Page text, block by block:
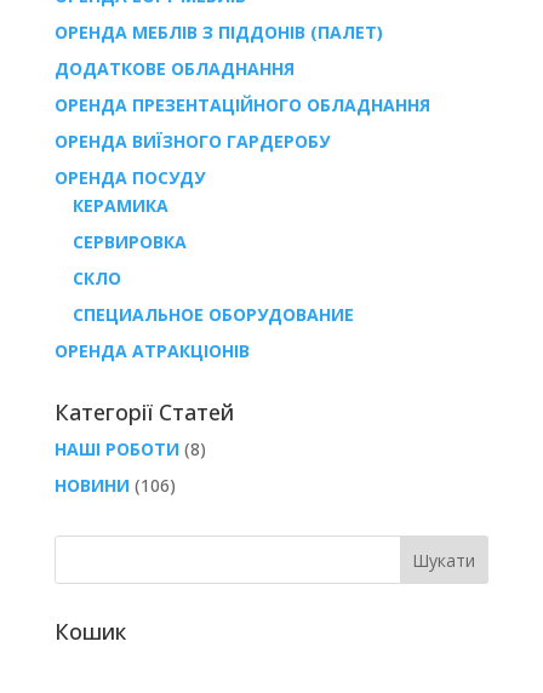
ОРЕНДА МЕБЛІВ З ПІДДОНІВ (ПАЛЕТ)
ДОДАТКОВЕ ОБЛАДНАННЯ
ОРЕНДА ПРЕЗЕНТАЦІЙНОГО ОБЛАДНАННЯ
ОРЕНДА ВИЇЗНОГО ГАРДЕРОБУ
ОРЕНДА ПОСУДУ
КЕРАМИКА
СЕРВИРОВКА
СКЛО
СПЕЦИАЛЬНОЕ ОБОРУДОВАНИЕ
ОРЕНДА АТРАКЦІОНІВ
Категорії Статей
НАШІ РОБОТИ(8)
НОВИНИ(106)
Кошик